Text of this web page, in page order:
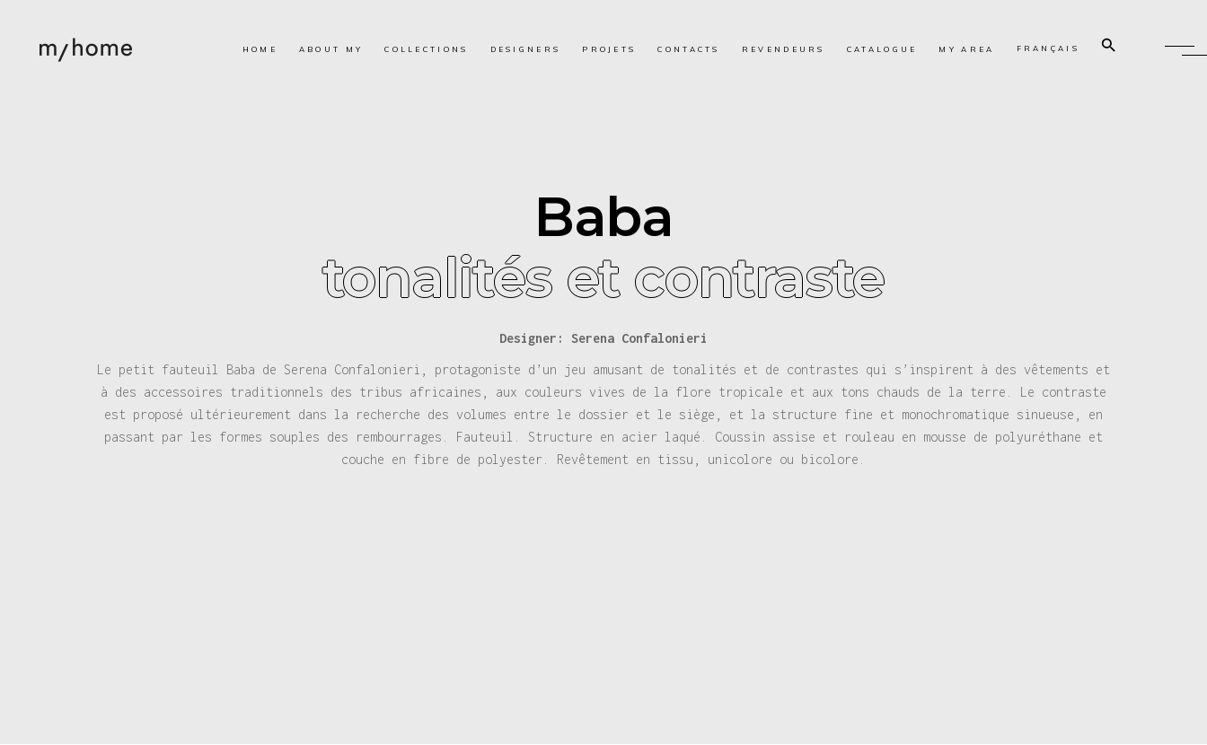
HOME ABOUT MY COLLECTIONS DESIGNERS PROJETS CONTACTS REVENDEURS CATALOGUE MY AREA FRANÇAIS
Baba
tonalités et contraste
Designer: Serena Confalonieri
Le petit fauteuil Baba de Serena Confalonieri, protagoniste d’un jeu amusant de tonalités et de contrastes qui s’inspirent à des vêtements et
à des accessoires traditionnels des tribus africaines, aux couleurs vives de la flore tropicale et aux tons chauds de la terre. Le contraste
est proposé ultérieurement dans la recherche des volumes entre le dossier et le siège, et la structure fine et monochromatique sinueuse, en
passant par les formes souples des rembourrages. Fauteuil. Structure en acier laqué. Coussin assise et rouleau en mousse de polyuréthane et
couche en fibre de polyester. Revêtement en tissu, unicolore ou bicolore.